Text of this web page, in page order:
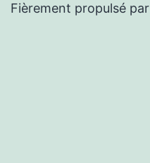
Fièrement propulsé par